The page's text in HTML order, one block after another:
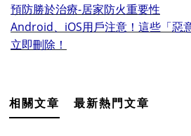
預防勝於治療-居家防火重要性
Android、iOS用戶注意！這些「惡
立即刪除！
相關文章 最新熱門文章